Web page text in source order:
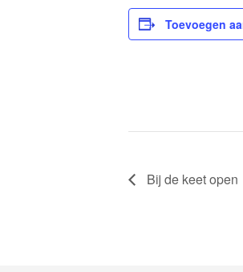
Toevoegen
Bij de keet open